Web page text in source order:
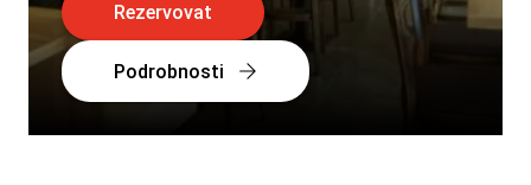
Rezervovat
Podrobnosti